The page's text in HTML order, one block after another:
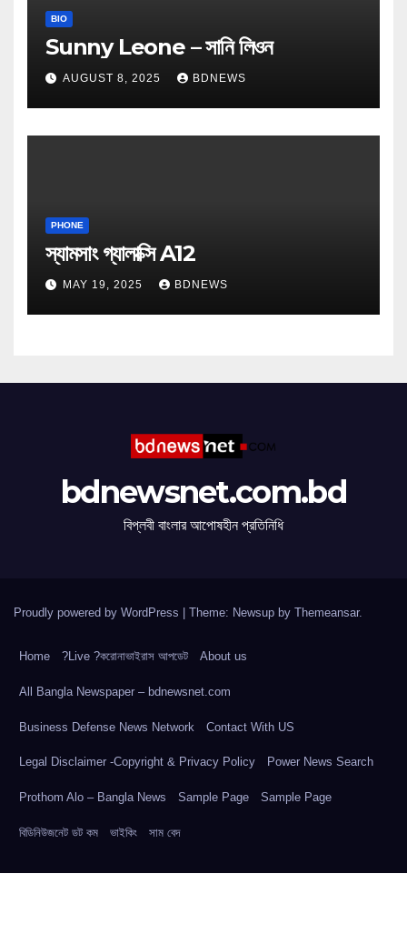
BIO
Sunny Leone – সানি লিওন
AUGUST 8, 2025 BDNEWS
PHONE
স্যামসাং গ্যালাক্সি A12
MAY 19, 2025 BDNEWS
bdnewsnet.com.bd
বিপ্লবী বাংলার আপোষহীন প্রতিনিধি
Proudly powered by WordPress | Theme: Newsup by Themeansar.
Home ?Live ?করোনাভাইরাস আপডেট About us
All Bangla Newspaper – bdnewsnet.com
Business Defense News Network Contact With US
Legal Disclaimer -Copyright & Privacy Policy Power News Search
Prothom Alo – Bangla News Sample Page Sample Page
বিডিনিউজনেট ডট কম ভাইকিং সাম বেদ